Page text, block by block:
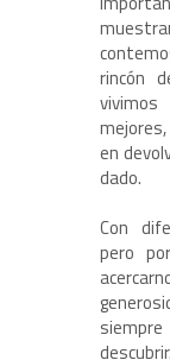
rincón
en
dado.
Con
pero